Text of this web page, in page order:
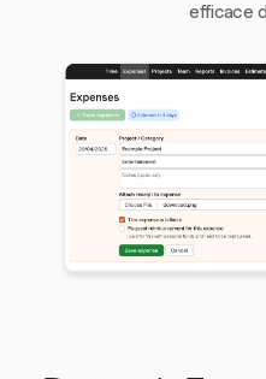
efficace